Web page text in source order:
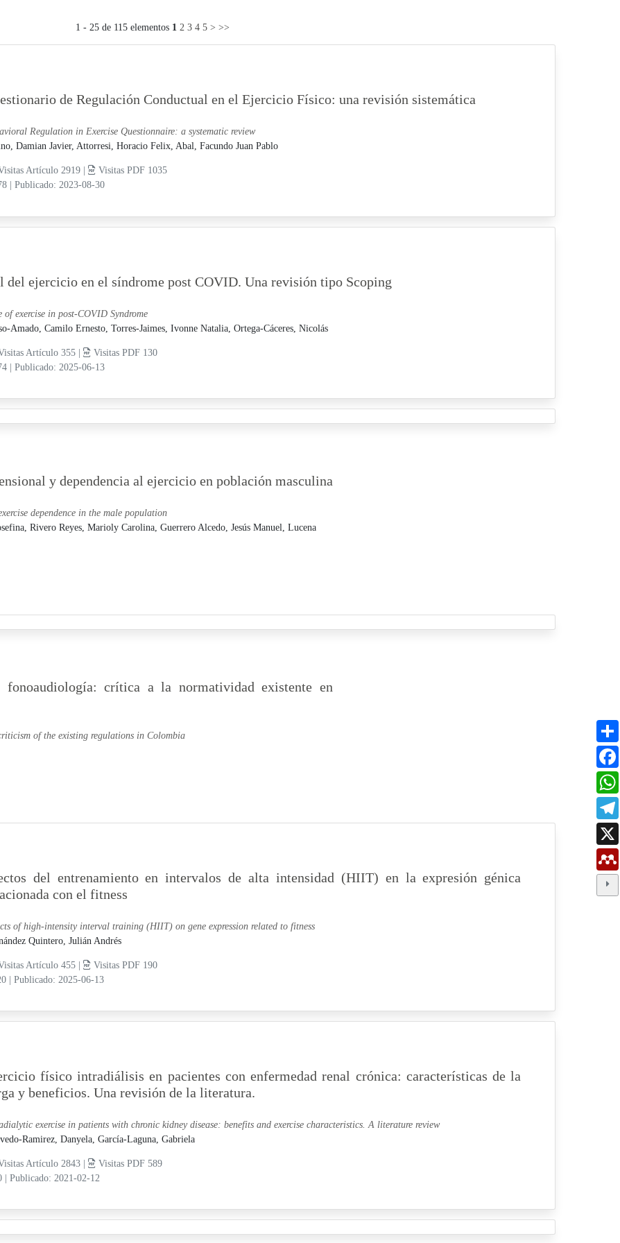
1 - 25 de 115 elementos 1 2 3 4 5 > >>
de Regulación Conductual en el Ejercicio Físico: una revisión sistemática
Regulation in Exercise Questionnaire: a systematic review
Damian Javier, Attorresi, Horacio Felix, Abal, Facundo Juan Pablo
Artículo 2919 |
Visitas PDF 1035
Publicado: 2023-08-30
del ejercicio en el síndrome post COVID. Una revisión tipo Scoping
of exercise in post-COVID Syndrome
Amado, Camilo Ernesto, Torres-Jaimes, Ivonne Natalia, Ortega-Cáceres, Nicolás
Artículo 355 |
Visitas PDF 130
| Publicado: 2025-06-13
y dependencia al ejercicio en población masculina
dependence in the male population
Rivero Reyes, Marioly Carolina, Guerrero Alcedo, Jesús Manuel, Lucena
fonoaudiología: crítica a la normatividad existente en
of the existing regulations in Colombia
del entrenamiento en intervalos de alta intensidad (HIIT) en la expresión génica
con el fitness
of high-intensity interval training (HIIT) on gene expression related to fitness
Quintero, Julián Andrés
Artículo 455 |
Visitas PDF 190
Publicado: 2025-06-13
físico intradiálisis en pacientes con enfermedad renal crónica: características de la
y beneficios. Una revisión de la literatura.
exercise in patients with chronic kidney disease: benefits and exercise characteristics. A literature review
Ramirez, Danyela, García-Laguna, Gabriela
Artículo 2843 |
Visitas PDF 589
Publicado: 2021-02-12